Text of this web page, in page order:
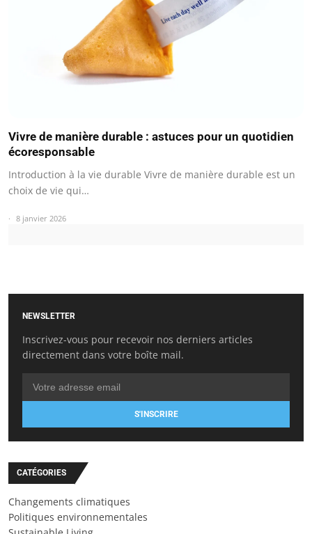
Vivre de manière durable : astuces pour un quotidien
écoresponsable
Introduction à la vie durable Vivre de manière durable est un
choix de vie qui…
8 janvier 2026
NEWSLETTER
Inscrivez-vous pour recevoir nos derniers articles
directement dans votre boîte mail.
S'INSCRIRE
CATÉGORIES
Changements climatiques
Politiques environnementales